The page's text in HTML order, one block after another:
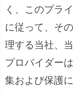
く、このプラ
に従って、そ
理する当社、
プロバイダー
集および保護